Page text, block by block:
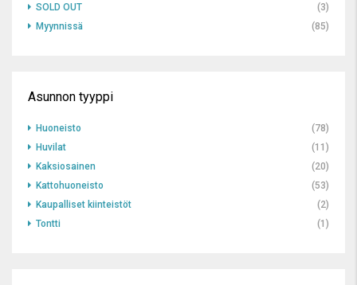
SOLD OUT
(3)
Myynnissä
(85)
Asunnon tyyppi
Huoneisto
(78)
Huvilat
(11)
Kaksiosainen
(20)
Kattohuoneisto
(53)
Kaupalliset kiinteistöt
(2)
Tontti
(1)